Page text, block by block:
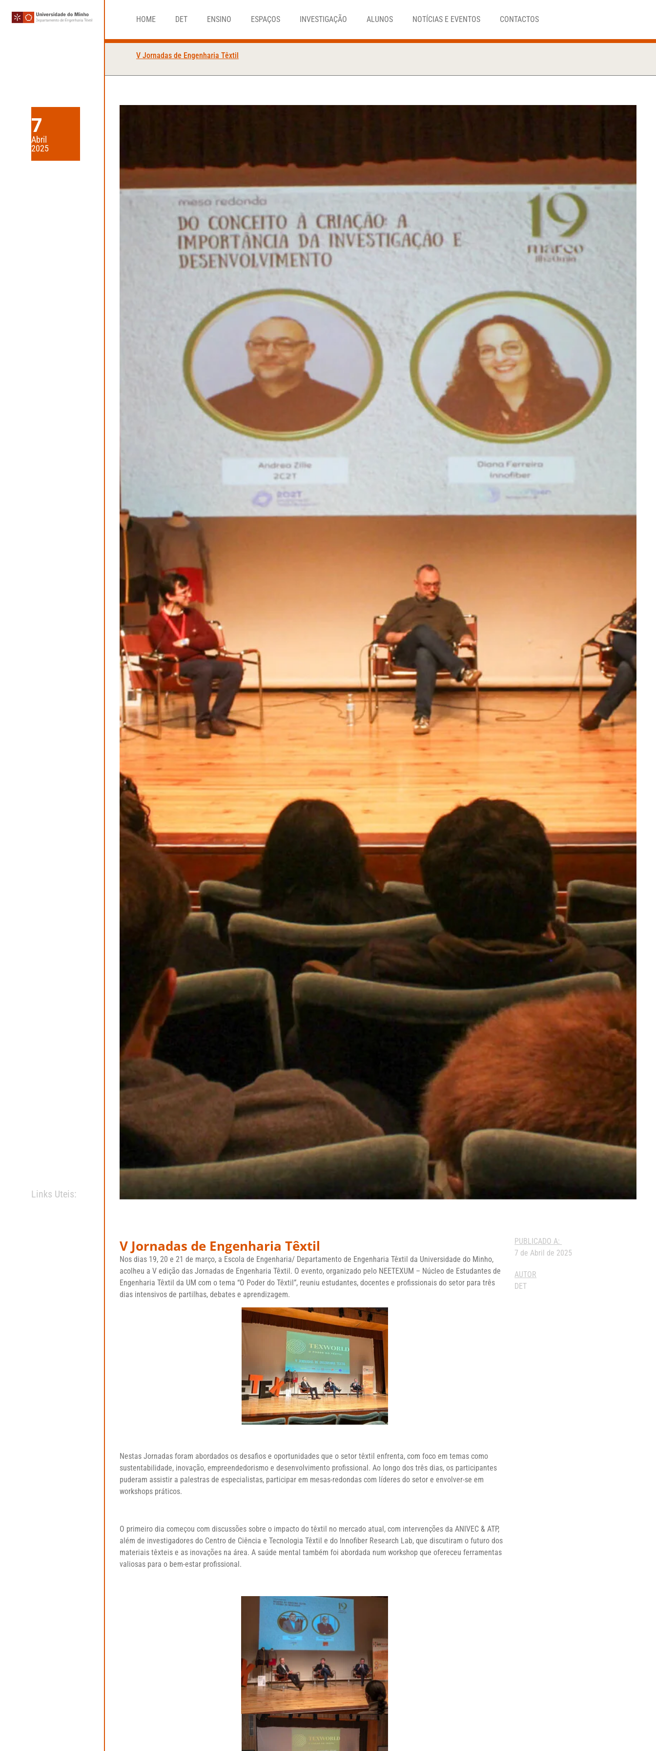
HOME DET ENSINO ESPAÇOS INVESTIGAÇÃO ALUNOS NOTÍCIAS E EVENTOS CONTACTOS
V Jornadas de Engenharia Têxtil
7
Abril
2025
Links Uteis:
V Jornadas de Engenharia Têxtil
Nos dias 19, 20 e 21 de março, a Escola de Engenharia/ Departamento de Engenharia Têxtil da Universidade do Minho,
acolheu a V edição das Jornadas de Engenharia Têxtil. O evento, organizado pelo NEETEXUM – Núcleo de Estudantes de
Engenharia Têxtil da UM com o tema “O Poder do Têxtil”, reuniu estudantes, docentes e profissionais do setor para três
dias intensivos de partilhas, debates e aprendizagem.
Nestas Jornadas foram abordados os desafios e oportunidades que o setor têxtil enfrenta, com foco em temas como
sustentabilidade, inovação, empreendedorismo e desenvolvimento profissional. Ao longo dos três dias, os participantes
puderam assistir a palestras de especialistas, participar em mesas-redondas com líderes do setor e envolver-se em
workshops práticos.
O primeiro dia começou com discussões sobre o impacto do têxtil no mercado atual, com intervenções daANIVEC &ATP,
além de investigadores do Centro de Ciência e Tecnologia Têxtil e do Innofiber Research Lab, que discutiram o futuro dos
materiais têxteis e as inovações na área. A saúde mental também foi abordada num workshop que ofereceu ferramentas
valiosas para o bem-estar profissional.
PUBLICADO A:
7 de Abril de 2025
AUTOR
DET